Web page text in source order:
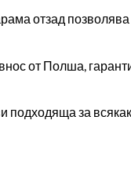
отзад
от Полша,
подходяща за